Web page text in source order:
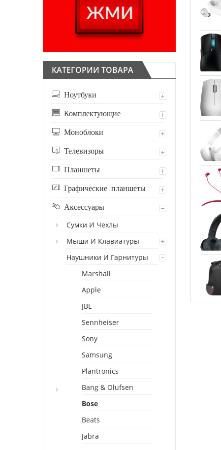
КАТЕГОРИИ ТОВАРА
Ноутбуки
Комплектующие
Моноблоки
Телевизоры
Планшеты
Графические планшеты
Аксессуары
Сумки И Чехлы
Мыши И Клавиатуры
Наушники И Гарнитуры
Marshall
Apple
JBL
Sennheiser
Sony
Samsung
Plantronics
Bang & Olufsen
Bose
Beats
Jabra